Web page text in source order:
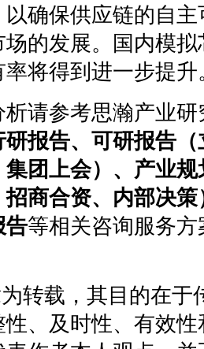
确保供应链的自
场的发展。国内模
将得到进一步提升
请参考思瀚产业
研报告、可研报告
团上会）、产业
商合资、内部决
告等相关咨询服务方
转载，其目的在于
、及时性、有效